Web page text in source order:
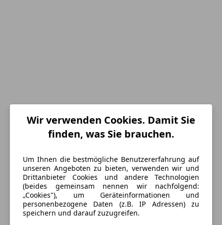
Energieverbrauch
Kraftstoff
Diesel
Kraftstoffverbrauch
6,80
l/100 km (komb.)
CO₂-Emissionen
179 g/km (komb.)
Wir verwenden Cookies. Damit Sie
finden, was Sie brauchen.
Um Ihnen die bestmögliche Benutzererfahrung auf
unseren Angeboten zu bieten, verwenden wir und
Drittanbieter Cookies und andere Technologien
(beides gemeinsam nennen wir nachfolgend:
„Cookies"), um Geräteinformationen und
personenbezogene Daten (z.B. IP Adressen) zu
speichern und darauf zuzugreifen.